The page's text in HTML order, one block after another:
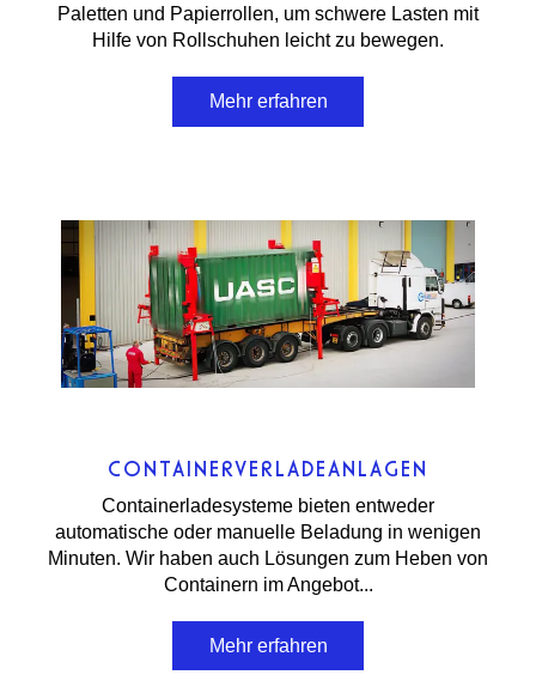
Paletten und Papierrollen, um schwere Lasten mit
Hilfe von Rollschuhen leicht zu bewegen.
Mehr erfahren
CONTAINERVERLADEANLAGEN
Containerladesysteme bieten entweder
automatische oder manuelle Beladung in wenigen
Minuten. Wir haben auch Lösungen zum Heben von
Containern im Angebot...
Mehr erfahren